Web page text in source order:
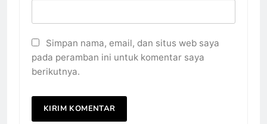
Simpan nama, email, dan situs web saya
pada peramban ini untuk komentar saya
berikutnya.